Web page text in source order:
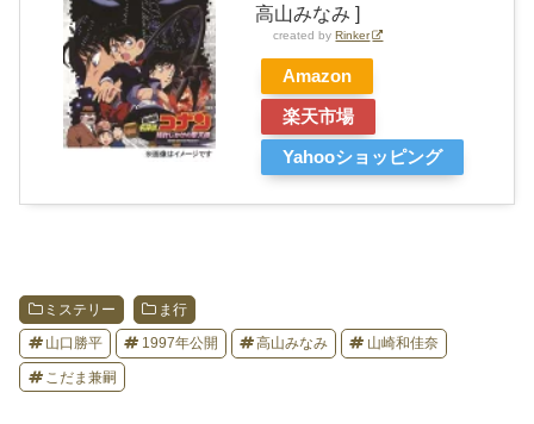
高山みなみ ]
created byRinker
Amazon
楽天市場
Yahooショッピング
ミステリー ま行
山口勝平 1997年公開 高山みなみ 山崎和佳奈
こだま兼嗣